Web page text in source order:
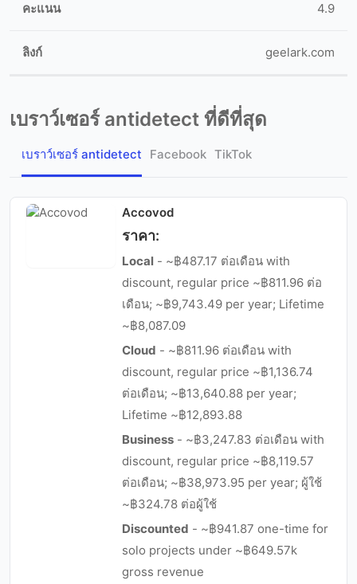
4.9
geelark.com
เบราว์เซอร์ antidetect ที่ดีที่สุด
เบราว์เซอร์ antidetect Facebook TikTok
Accovod
ราคา:
Local - ~฿487.17 ต่อเดือน with
discount, regular price ~฿811.96 ต่อ
เดือน; ~฿9,743.49 per year; Lifetime
~฿8,087.09
Cloud - ~฿811.96 ต่อเดือน with
discount, regular price ~฿1,136.74
ต่อเดือน; ~฿13,640.88 per year;
Lifetime ~฿12,893.88
Business - ~฿3,247.83 ต่อเดือน with
discount, regular price ~฿8,119.57
ต่อเดือน; ~฿38,973.95 per year; ผู้ใช้
~฿324.78 ต่อผู้ใช้
Discounted - ~฿941.87 one-time for
solo projects under ~฿649.57k
gross revenue